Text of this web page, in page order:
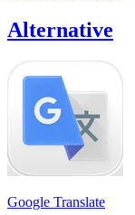
Alternative
Google Translate